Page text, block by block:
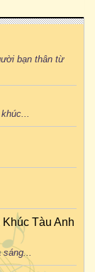
bạn thân từ
Tàu Anh
sáng...